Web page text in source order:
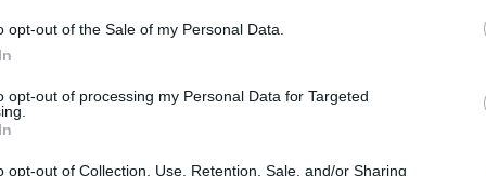
opt-out of the Sale of my Personal Data.
opt-out of processing my Personal Data for Targeted
opt-out of Collection, Use, Retention, Sale, and/or Sharing